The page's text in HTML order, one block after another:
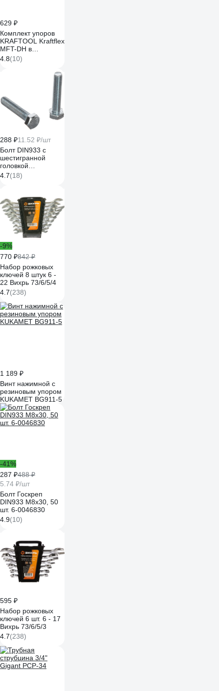
629 ₽
Комплект упоров
KRAFTOOL Kraftflex
MFT-DH в
отверстия 20 мм,
4шт, 32804
4.8(10)
288 ₽11.52 ₽/шт
Болт DIN933 с
шестигранной
головкой
оцинкованный
М8x40 мм, 25 шт,
Tech-Kr Zitar
105210
4.7(18)
-9%
770 ₽842 ₽
Набор рожковых
ключей 8 штук 6 -
22 Вихрь 73/6/5/4
4.7(238)
1 189 ₽
Винт нажимной с
резиновым упором
KUKAMET BG911-5
-41%
287 ₽488 ₽
5.74 ₽/шт
Болт Госкреп
DIN933 М8х30, 50
шт. 6-0046830
4.9(10)
595 ₽
Набор рожковых
ключей 6 шт. 6 - 17
Вихрь 73/6/5/3
4.7(238)